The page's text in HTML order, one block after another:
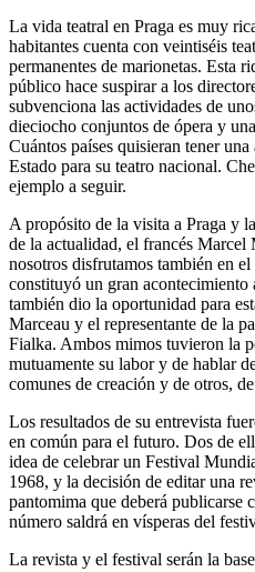
La vida teatral en Praga es muy
habitantes cuenta con veintiséis
permanentes de marionetas. Esta
público hace suspirar a los
subvenciona las actividades de
dieciocho conjuntos de ópera y
Cuántos países quisieran tener
Estado para su teatro nacional.
ejemplo a seguir.
A propósito de la visita a Praga y
de la actualidad, el francés Marcel
nosotros disfrutamos también en
constituyó un gran
también dio la oportunidad para
Marceau y el representante de la
Fialka. Ambos mimos tuvieron la
mutuamente su labor y de hablar
comunes de creación y de otros,
Los resultados de su entrevista
en común para el futuro. Dos de
idea de celebrar un Festival
1968, y la decisión de editar una
pantomima que deberá publicarse
número saldrá en vísperas del
La revista y el festival serán la